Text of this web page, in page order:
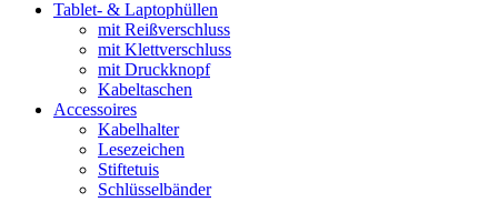
Tablet- & Laptophüllen
mit Reißverschluss
mit Klettverschluss
mit Druckknopf
Kabeltaschen
Accessoires
Kabelhalter
Lesezeichen
Stiftetuis
Schlüsselbänder